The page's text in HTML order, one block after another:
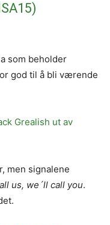
som beholder
god til å bli værende
Grealish ut av
men signalene
us, we´ll call you.